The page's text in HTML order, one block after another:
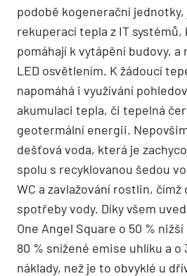
podobě kogenerační jednotky,
rekuperací tepla z IT
pomáhají k vytápění budovy,
LED osvětlením. K žádoucí
napomáhá i využívání
akumulaci tepla, či tepelná
geotermální energii.
dešťová voda, která je
spolu s recyklovanou šedou
WC a zavlažování rostlin, čímž
spotřeby vody. Díky všem
One Angel Square o 50 %
80 % snížené emise uhlíku a o
náklady, než je to obvyklé u